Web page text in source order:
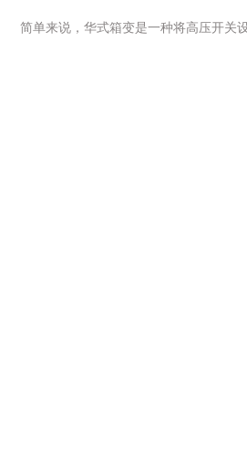
简单来说，华式箱变是一种将高压开关